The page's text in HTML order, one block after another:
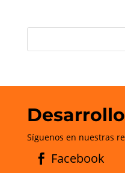
Síguenos en nuestras
Facebook